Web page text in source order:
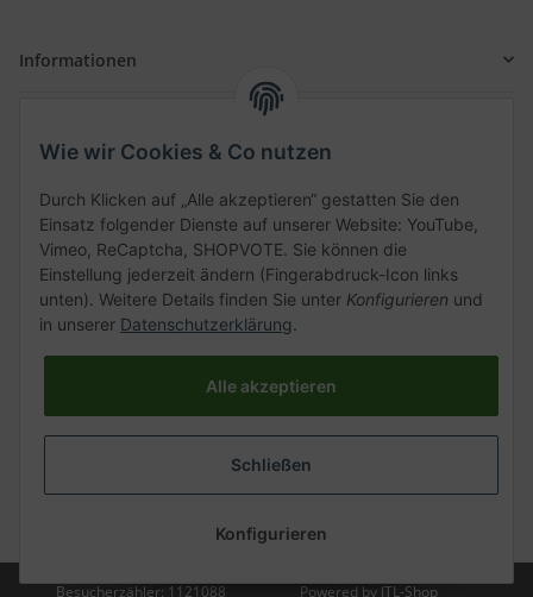
Informationen
Kategorien
Vertrag widerrufen
* Alle Preise inkl. gesetzlicher USt., zzgl.Versand
Besucherzähler: 1121088 Powered by JTL-Shop
Wie wir Cookies & Co nutzen
Durch Klicken auf „Alle akzeptieren“ gestatten Sie den
Einsatz folgender Dienste auf unserer Website: YouTube,
Vimeo, ReCaptcha, SHOPVOTE. Sie können die
Einstellung jederzeit ändern (Fingerabdruck-Icon links
unten). Weitere Details finden Sie unter Konfigurieren und
in unserer Datenschutzerklärung.
Alle akzeptieren
Schließen
Konfigurieren